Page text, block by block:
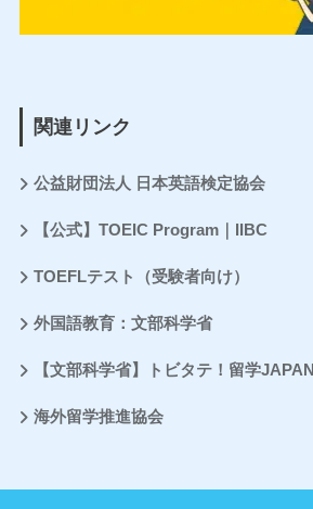
関連リンク
公益財団法人 日本英語検定協会
【公式】TOEIC Program｜IIBC
TOEFLテスト（受験者向け）
外国語教育：文部科学省
【文部科学省】トビタテ！留学JAPAN
海外留学推進協会